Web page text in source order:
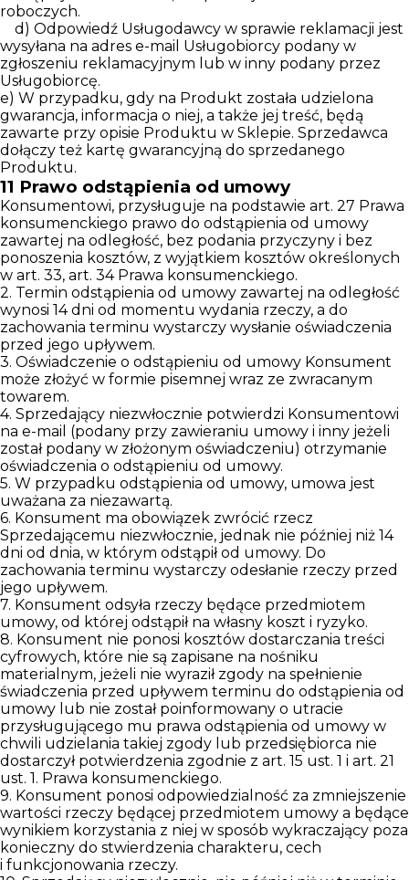
roboczych.
d) Odpowiedź Usługodawcy w sprawie reklamacji jest
wysyłana na adres e-mail Usługobiorcy podany w
zgłoszeniu reklamacyjnym lub w inny podany przez
Usługobiorcę.
e) W przypadku, gdy na Produkt została udzielona
gwarancja, informacja o niej, a także jej treść, będą
zawarte przy opisie Produktu w Sklepie. Sprzedawca
dołączy też kartę gwarancyjną do sprzedanego
Produktu.
11 Prawo odstąpienia od umowy
Konsumentowi, przysługuje na podstawie art. 27 Prawa
konsumenckiego prawo do odstąpienia od umowy
zawartej na odległość, bez podania przyczyny i bez
ponoszenia kosztów, z wyjątkiem kosztów określonych
w art. 33, art. 34 Prawa konsumenckiego.
2. Termin odstąpienia od umowy zawartej na odległość
wynosi 14 dni od momentu wydania rzeczy, a do
zachowania terminu wystarczy wysłanie oświadczenia
przed jego upływem.
3. Oświadczenie o odstąpieniu od umowy Konsument
może złożyć w formie pisemnej wraz ze zwracanym
towarem.
4. Sprzedający niezwłocznie potwierdzi Konsumentowi
na e-mail (podany przy zawieraniu umowy i inny jeżeli
został podany w złożonym oświadczeniu) otrzymanie
oświadczenia o odstąpieniu od umowy.
5. W przypadku odstąpienia od umowy, umowa jest
uważana za niezawartą.
6. Konsument ma obowiązek zwrócić rzecz
Sprzedającemu niezwłocznie, jednak nie później niż 14
dni od dnia, w którym odstąpił od umowy. Do
zachowania terminu wystarczy odesłanie rzeczy przed
jego upływem.
7. Konsument odsyła rzeczy będące przedmiotem
umowy, od której odstąpił na własny koszt i ryzyko.
8. Konsument nie ponosi kosztów dostarczania treści
cyfrowych, które nie są zapisane na nośniku
materialnym, jeżeli nie wyraził zgody na spełnienie
świadczenia przed upływem terminu do odstąpienia od
umowy lub nie został poinformowany o utracie
przysługującego mu prawa odstąpienia od umowy w
chwili udzielania takiej zgody lub przedsiębiorca nie
dostarczył potwierdzenia zgodnie z art. 15 ust. 1 i art. 21
ust. 1. Prawa konsumenckiego.
9. Konsument ponosi odpowiedzialność za zmniejszenie
wartości rzeczy będącej przedmiotem umowy a będące
wynikiem korzystania z niej w sposób wykraczający poza
konieczny do stwierdzenia charakteru, cech
i funkcjonowania rzeczy.